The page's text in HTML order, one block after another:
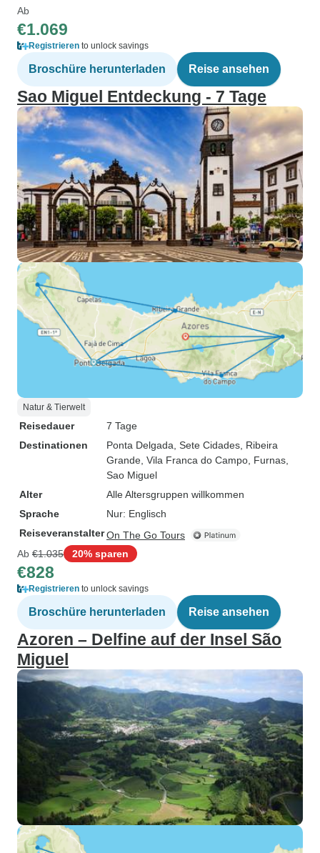
Ab
€1.069
Registrieren to unlock savings
Broschüre herunterladen Reise ansehen
Sao Miguel Entdeckung - 7 Tage
Natur & Tierwelt
Reisedauer
7 Tage
Destinationen
Ponta Delgada , Sete Cidades , Ribeira
Grande , Vila Franca do Campo , Furnas
Sao Miguel
Alter
Alle Altersgruppen willkommen
Sprache
Nur: Englisch
ReiseveranstalterOn The Go Tours
Ab €1.035 20% sparen
€828
Registrieren to unlock savings
Broschüre herunterladen Reise ansehen
Azoren – Delfine auf der Insel São
Miguel